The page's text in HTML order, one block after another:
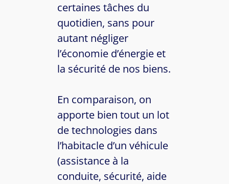
certaines tâches du
quotidien, sans pour
autant négliger
l’économie d’énergie et
la sécurité de nos biens.
En comparaison, on
apporte bien tout un lot
de technologies dans
l’habitacle d’un véhicule
(assistance à la
conduite, sécurité, aide